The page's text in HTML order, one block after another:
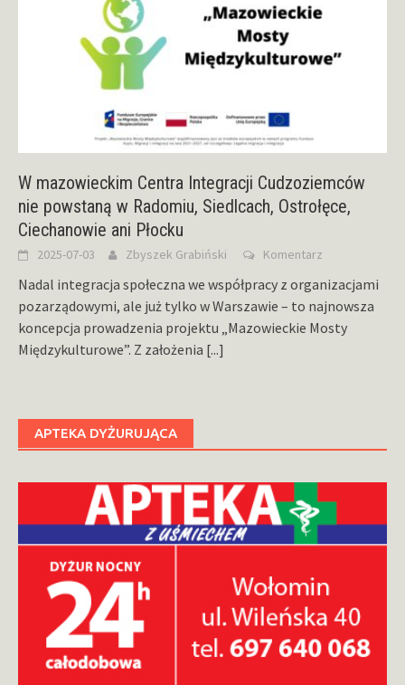
W mazowieckim Centra Integracji Cudzoziemców
nie powstaną w Radomiu, Siedlcach, Ostrołęce,
Ciechanowie ani Płocku
2025-07-03 Zbyszek Grabiński Komentarz
Nadal integracja społeczna we współpracy z organizacjami
pozarządowymi, ale już tylko w Warszawie – to najnowsza
koncepcja prowadzenia projektu „Mazowieckie Mosty
Międzykulturowe”. Z założenia [...]
APTEKA DYŻURUJĄCA